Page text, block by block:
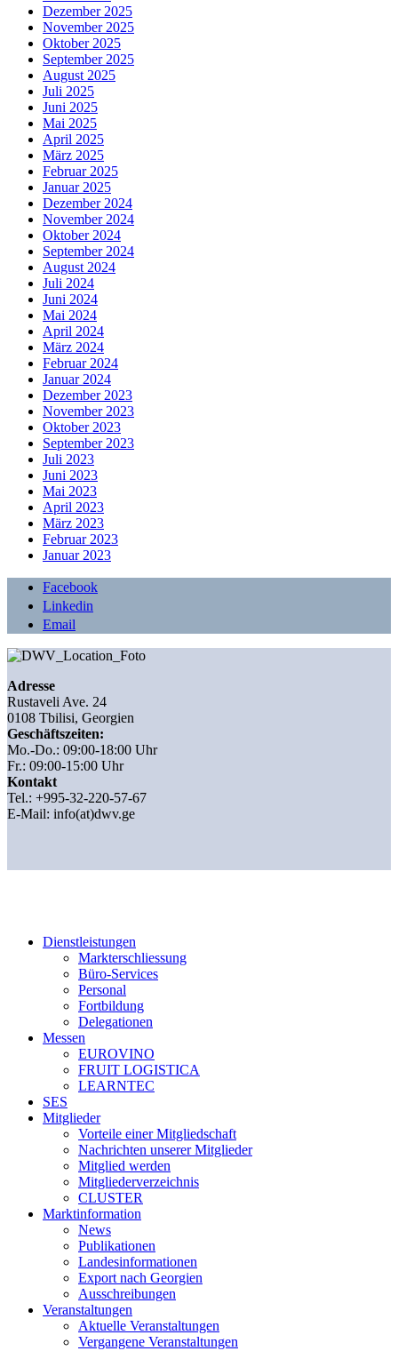
Dezember 2025
November 2025
Oktober 2025
September 2025
August 2025
Juli 2025
Juni 2025
Mai 2025
April 2025
März 2025
Februar 2025
Januar 2025
Dezember 2024
November 2024
Oktober 2024
September 2024
August 2024
Juli 2024
Juni 2024
Mai 2024
April 2024
März 2024
Februar 2024
Januar 2024
Dezember 2023
November 2023
Oktober 2023
September 2023
Juli 2023
Juni 2023
Mai 2023
April 2023
März 2023
Februar 2023
Januar 2023
Facebook
Linkedin
Email
Adresse
Rustaveli Ave. 24
0108 Tbilisi, Georgien
Geschäftszeiten:
Mo.-Do.: 09:00-18:00 Uhr
Fr.: 09:00-15:00 Uhr
Kontakt
Tel.: +995-32-220-57-67
E-Mail: info(at)dwv.ge
Dienstleistungen
Markterschliessung
Büro-Services
Personal
Fortbildung
Delegationen
Messen
EUROVINO
FRUIT LOGISTICA
LEARNTEC
SES
Mitglieder
Vorteile einer Mitgliedschaft
Nachrichten unserer Mitglieder
Mitglied werden
Mitgliederverzeichnis
CLUSTER
Marktinformation
News
Publikationen
Landesinformationen
Export nach Georgien
Ausschreibungen
Veranstaltungen
Aktuelle Veranstaltungen
Vergangene Veranstaltungen